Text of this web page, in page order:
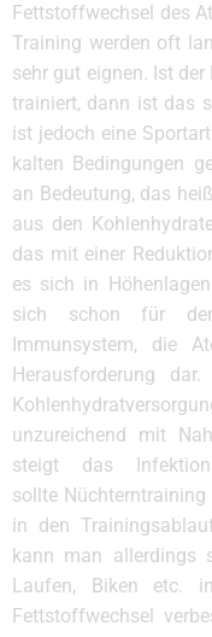
Fettstoffwechsel des
Training werden oft
sehr gut eignen. Ist
trainiert, dann ist das
ist jedoch eine
kalten Bedingungen
an Bedeutung, das
aus den
das mit einer
es sich in
sich schon für
Immunsystem, die
Herausforderung
unzureichend mit
steigt das
sollte
in den
kann man allerdings
Laufen, Biken etc.
Fettstoffwechsel